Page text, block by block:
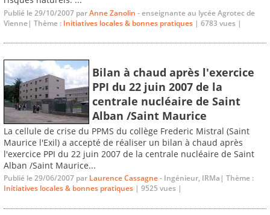
Publié le 29/10/2007 parAnne Zanolin - enseignante au lycée Agrotec de
Vienne| Thème : Initiatives locales & bonnes pratiques | 6783 vues |
Bilan à chaud après l'exercice
PPI du 22 juin 2007 de la
centrale nucléaire de Saint
Alban /Saint Maurice
La cellule de crise du PPMS du collège Frederic Mistral (Saint
Maurice l'Exil) a accepté de réaliser un bilan à chaud après
l'exercice PPI du 22 juin 2007 de la centrale nucléaire de Saint
Alban /Saint Maurice...
Publié le 29/06/2007 par Laurence Cassagne- Ingénieur, IRMa| Thème :
Initiatives locales & bonnes pratiques | 9525 vues |